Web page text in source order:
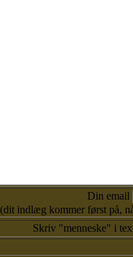
Din email
(dit indlæg kommer først på,
Skriv "menneske" i